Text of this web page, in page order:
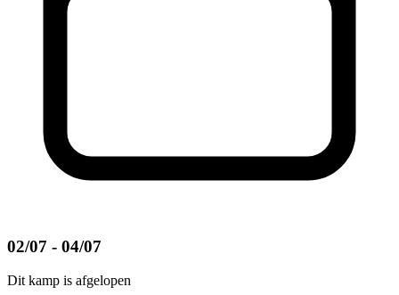
02/07 - 04/07
Dit kamp is afgelopen